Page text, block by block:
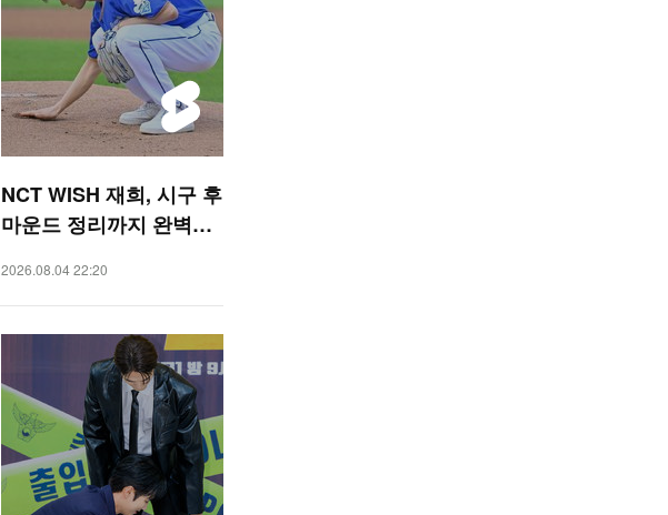
NCT WISH 재희, 시구 후
마운드 정리까지 완벽
2026.08.04 22:20